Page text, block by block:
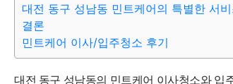
대전 동구 성남동 민트케어의 특별한 서
결론
민트케어 이사/입주청소 후기
대전 동구 성남동의 민트케어 이사청소와 입